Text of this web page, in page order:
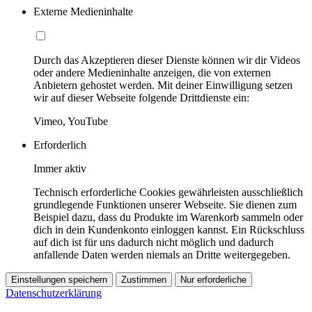
Externe Medieninhalte
Durch das Akzeptieren dieser Dienste können wir dir Videos
oder andere Medieninhalte anzeigen, die von externen
Anbietern gehostet werden. Mit deiner Einwilligung setzen
wir auf dieser Webseite folgende Drittdienste ein:
Vimeo, YouTube
Erforderlich
Immer aktiv
Technisch erforderliche Cookies gewährleisten ausschließlich
grundlegende Funktionen unserer Webseite. Sie dienen zum
Beispiel dazu, dass du Produkte im Warenkorb sammeln oder
dich in dein Kundenkonto einloggen kannst. Ein Rückschluss
auf dich ist für uns dadurch nicht möglich und dadurch
anfallende Daten werden niemals an Dritte weitergegeben.
Einstellungen speichern Zustimmen Nur erforderliche
Datenschutzerklärung